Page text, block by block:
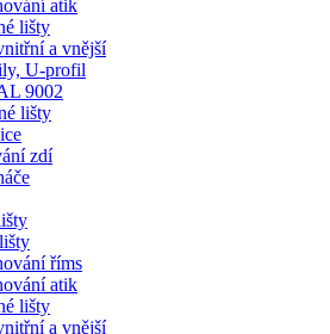
atik
lišty
a vnější
U-profil
9002
lišty
zdí
říms
atik
lišty
a vnější